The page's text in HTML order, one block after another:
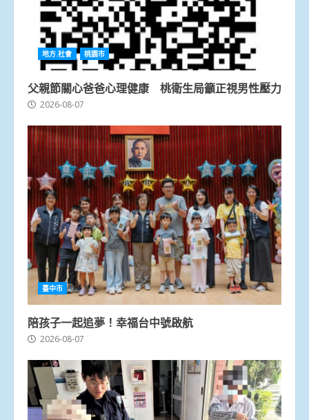
地方.社會 桃園市
父親節關心爸爸心理健康 桃衛生局籲正視男性壓力
2026-08-07
臺中市
陪孩子一起追夢！幸福台中號啟航
2026-08-07